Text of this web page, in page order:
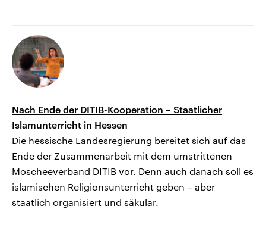
Nach Ende der DITIB-Kooperation – Staatlicher
Islamunterricht in Hessen
Die hessische Landesregierung bereitet sich auf das
Ende der Zusammenarbeit mit dem umstrittenen
Moscheeverband DITIB vor. Denn auch danach soll es
islamischen Religionsunterricht geben – aber
staatlich organisiert und säkular.